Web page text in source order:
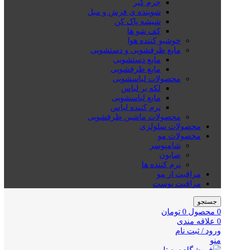
جرم گیر
شوینده ی فرش و مبل
شیشه پاک کن
کف شو ها
خوشبو کننده هوا
مایع ظرفشویی و دستشویی
مایع دستشویی
مایع ظرفشویی
محصولات لباسشویی
لکه بر لباس
مایع لباسشویی
نرم کننده لباس
محصولات ماشین ظرفشویی
محصولات سلولزی
محصولات مو
شامپوسر
صابون
نرم کننده ها
مراقبت از مو
مراقبت پوست
جستجو
0 محصول 0 تومان
0 علاقه مندی
ورود / ثبت نام
منو